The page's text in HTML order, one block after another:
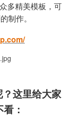
多精美模板，可
制作。
这里给大家
：